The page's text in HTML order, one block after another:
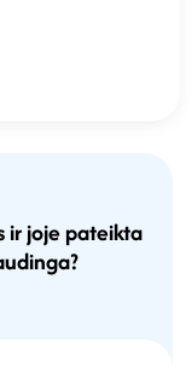
ir joje pateikta